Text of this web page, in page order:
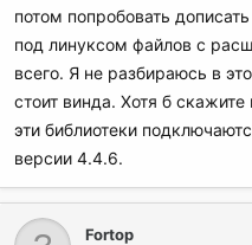
потом попробовать
под линуксом файлов с
всего. Я не разбираюсь в
стоит винда. Хотя б
эти библиотеки
версии 4.4.6.
Fortop